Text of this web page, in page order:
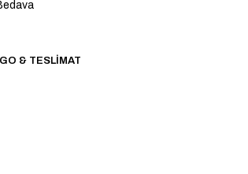
& TESLIMAT